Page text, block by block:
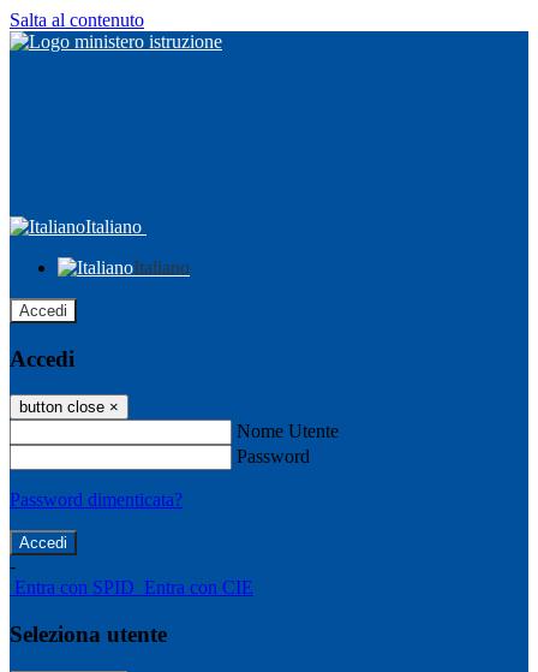
Salta al contenuto
Italiano
Italiano
Accedi
Accedi
button close ×
Nome Utente
Password
Password dimenticata?
-
Entra con SPID Entra con CIE
Seleziona utente